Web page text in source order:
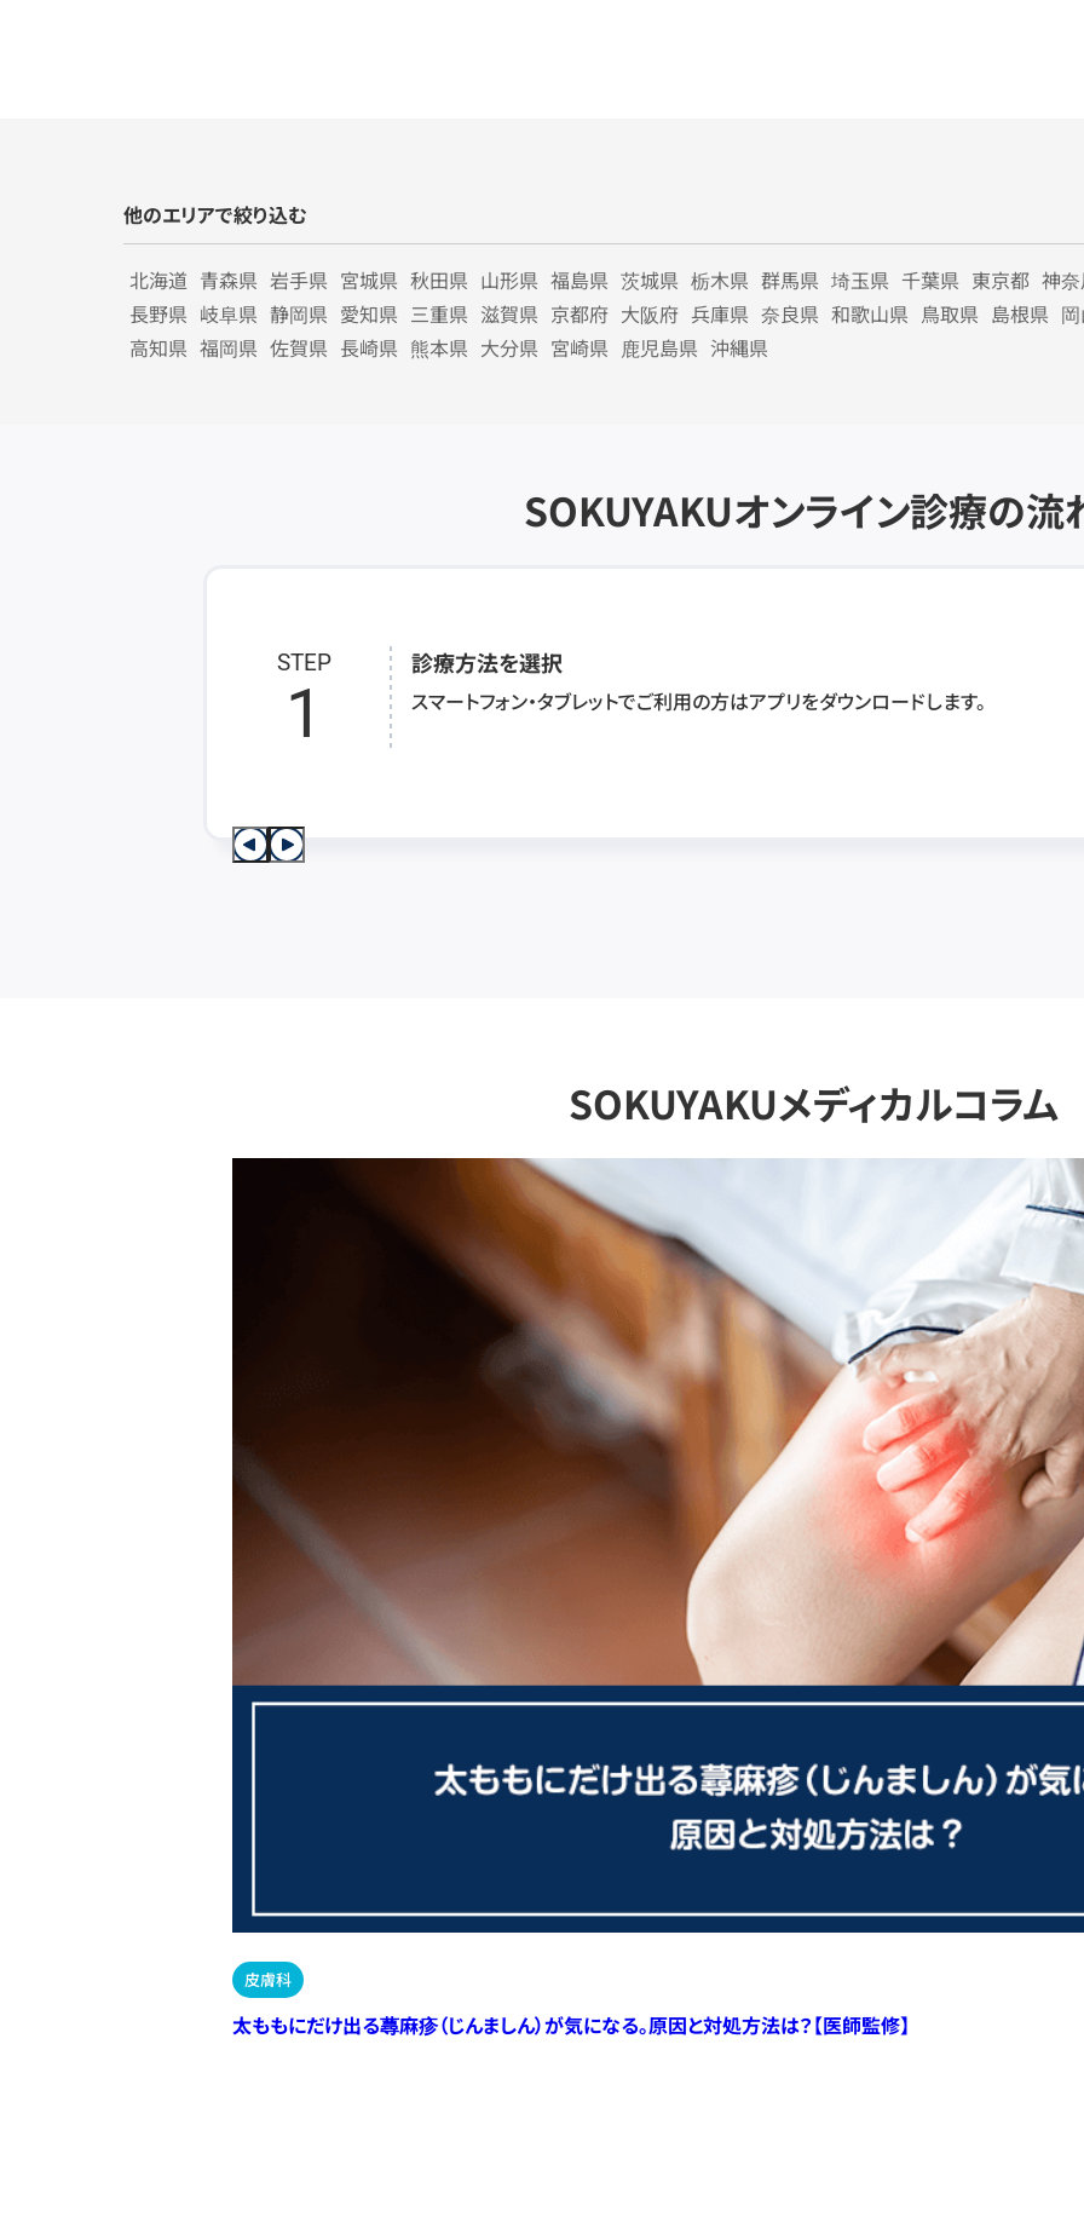
他のエリアで絞り込む
北海道 青森県 岩手県 宮城県 秋田県 山形県 福島県 茨城県 栃木県 群馬県 埼玉県 千葉県 東京都 神
長野県 岐阜県 静岡県 愛知県 三重県 滋賀県 京都府 大阪府 兵庫県 奈良県 和歌山県 鳥取県 島根県
高知県 福岡県 佐賀県 長崎県 熊本県 大分県 宮崎県 鹿児島県 沖縄県
SOKUYAKUオンライン診療の流
STEP
1
診療方法を選択
スマートフォン・タブレットでご利用の方はアプリをダウンロードします。
SOKUYAKUメディカルコラム
皮膚科
太ももにだけ出る蕁麻疹（じんましん）が気になる。原因と対処方法は？【医師監修】